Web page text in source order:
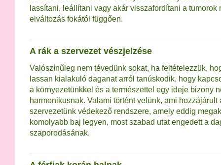
lassítani, leállítani vagy akár visszafordítani a tumorok
elváltozás fokától függően.
A rák a szervezet vészjelzése
Valószínűleg nem tévedünk sokat, ha feltételezzük,
lassan kialakuló daganat arról tanúskodik, hogy
a környezetünkkel és a természettel egy ideje bizony
harmonikusnak. Valami történt velünk, ami hozzájárult
szervezetünk védekező rendszere, amely eddig
komolyabb baj legyen, most szabad utat engedett a
szaporodásának.